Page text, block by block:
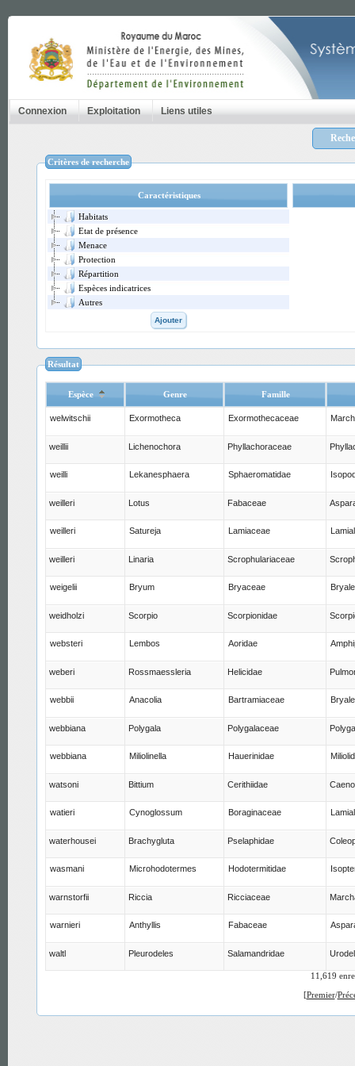
Connexion Exploitation Liens utiles
Critères de recherche
Caractéristiques
Habitats
Etat de présence
Menace
Protection
Répartition
Espèces indicatrices
Autres
Ajouter
Résultat
Espèce Genre Famille
welwitschii Exormotheca Exormothecaceae
weillii Lichenochora Phyllachoraceae
weilli Lekanesphaera Sphaeromatidae
weilleri Lotus Fabaceae
weilleri Satureja Lamiaceae
weilleri Linaria Scrophulariaceae
weigelii Bryum Bryaceae
weidholzi Scorpio Scorpionidae
websteri Lembos Aoridae
weberi Rossmaessleria Helicidae
webbii Anacolia Bartramiaceae
webbiana Polygala Polygalaceae
webbiana Miliolinella Hauerinidae
watsoni Bittium Cerithiidae
watieri Cynoglossum Boraginaceae
waterhousei Brachygluta Pselaphidae
wasmani Microhodotermes Hodotermitidae
warnstorfii Riccia Ricciaceae
warnieri Anthyllis Fabaceae
waltl Pleurodeles Salamandridae
11,619
[Premier/